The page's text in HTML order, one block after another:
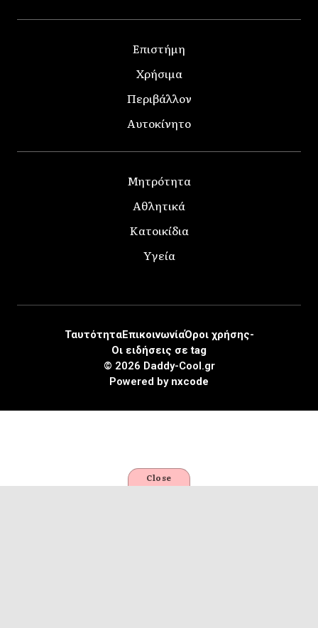
Επιστήμη
Χρήσιμα
Περιβάλλον
Αυτοκίνητο
Μητρότητα
Αθλητικά
Κατοικίδια
Υγεία
© 2026 Daddy-Cool.gr
ΤαυτότηταΕπικοινωνίαΌροι χρήσης-
Οι ειδήσεις σε tag
Powered by nxcode
Close